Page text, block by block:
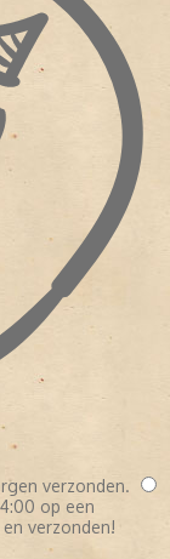
verzonden.
op een
verzonden!